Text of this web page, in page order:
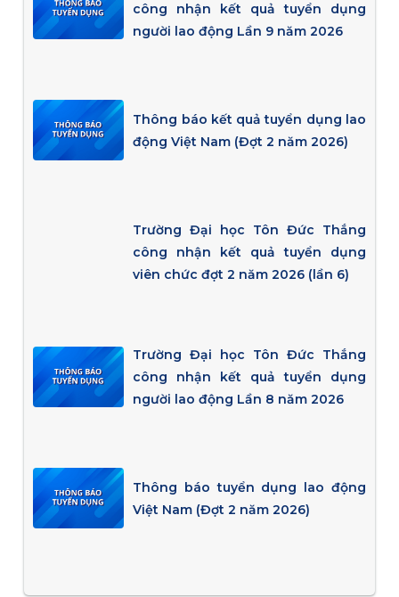
công nhận kết quả tuyển dụng
người lao động Lần 9 năm 2026
Thông báo kết quả tuyển dụng lao
động Việt Nam (Đợt 2 năm 2026)
Trường Đại học Tôn Đức Thắng
công nhận kết quả tuyển dụng
viên chức đợt 2 năm 2026 (lần 6)
Trường Đại học Tôn Đức Thắng
công nhận kết quả tuyển dụng
người lao động Lần 8 năm 2026
Thông báo tuyển dụng lao động
Việt Nam (Đợt 2 năm 2026)